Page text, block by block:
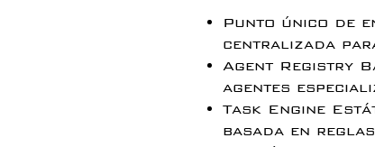
Punto único de
centralizada
Agent Registry
agentes
Task Engine
basada en